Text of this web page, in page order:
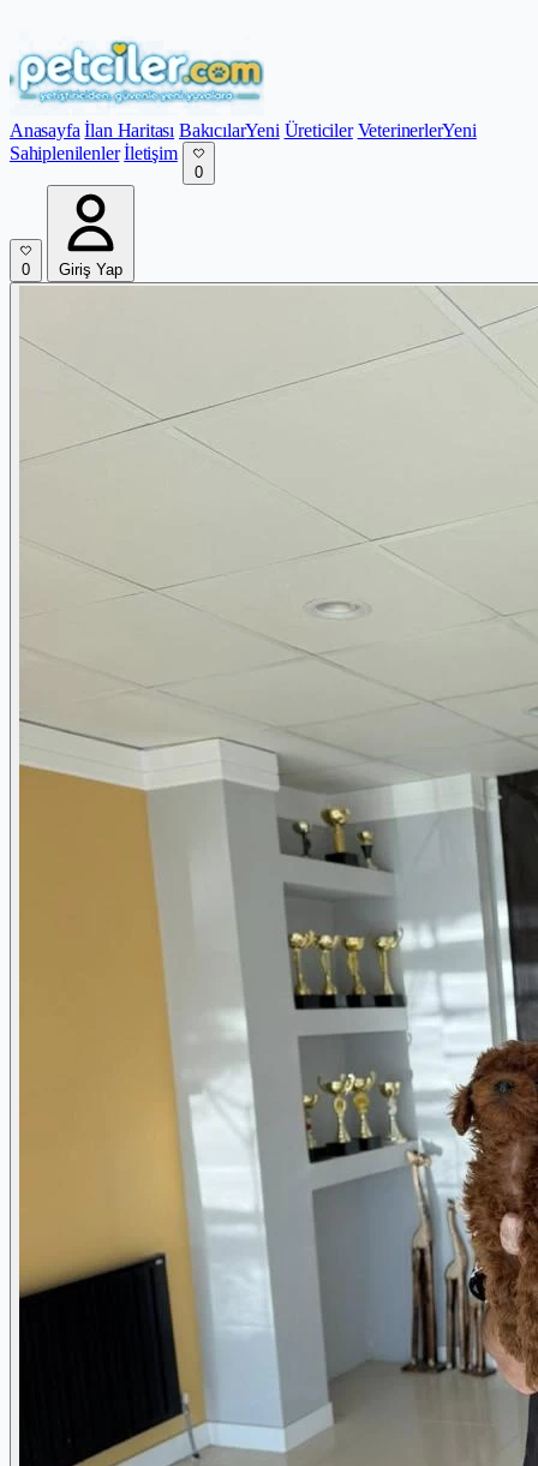
Anasayfa İlan Haritası BakıcılarYeni Üreticiler VeterinerlerYeni
Sahiplenilenler İletişim
0
0 Giriş Yap